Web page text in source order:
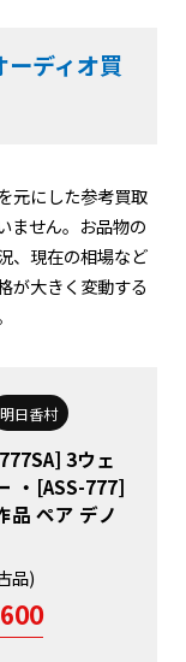
ディオ買
元にした参考買取
ません。お品物の
、現在の相場など
が大きく変動する
明日香村
3ウェ
・[ASS-777]
品 ペア デノ
品)